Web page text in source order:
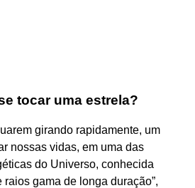
tocar uma estrela?
girando rapidamente, um
nossas vidas, em uma das
do Universo, conhecida
gama de longa duração”,